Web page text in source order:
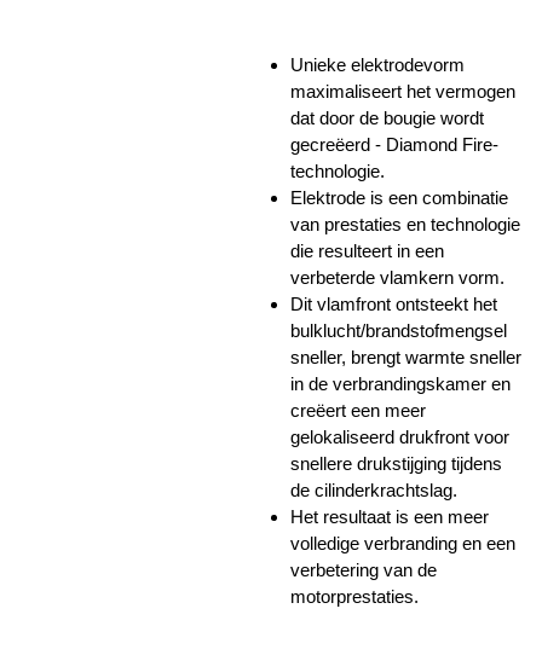
Unieke elektrodevorm
maximaliseert het vermogen
dat door de bougie wordt
gecreëerd - Diamond Fire-
technologie.
Elektrode is een combinatie
van prestaties en technologie
die resulteert in een
verbeterde vlamkern vorm.
Dit vlamfront ontsteekt het
bulklucht/brandstofmengsel
sneller, brengt warmte sneller
in de verbrandingskamer en
creëert een meer
gelokaliseerd drukfront voor
snellere drukstijging tijdens
de cilinderkrachtslag.
Het resultaat is een meer
volledige verbranding en een
verbetering van de
motorprestaties.